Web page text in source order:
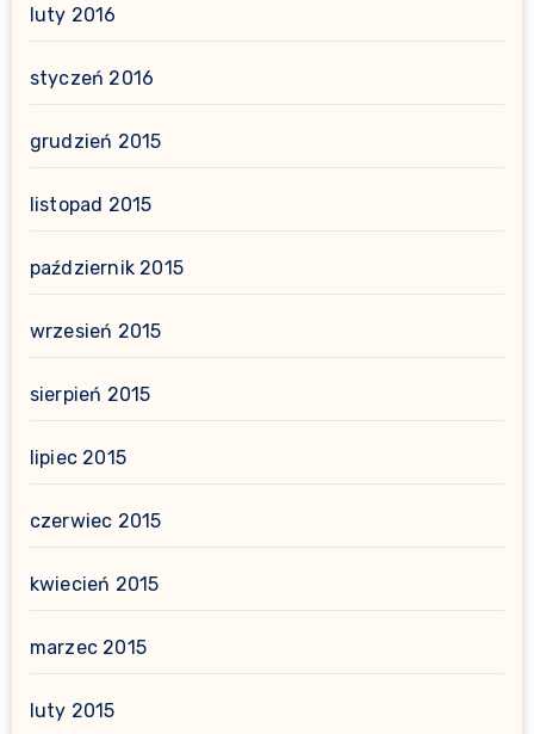
luty 2016
styczeń 2016
grudzień 2015
listopad 2015
październik 2015
wrzesień 2015
sierpień 2015
lipiec 2015
czerwiec 2015
kwiecień 2015
marzec 2015
luty 2015